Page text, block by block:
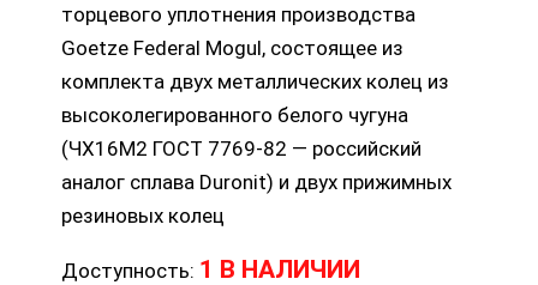
торцевого уплотнения производства
Goetze Federal Mogul, состоящее из
комплекта двух металлических колец из
высоколегированного белого чугуна
(ЧХ16М2 ГОСТ 7769-82 — российский
аналог сплава Duronit) и двух прижимных
резиновых колец
Доступность: 1 В НАЛИЧИИ